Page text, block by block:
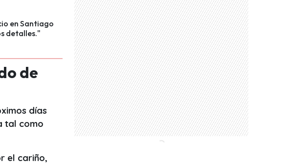
en Santiago
detalles."
de
días
tal como
el cariño,